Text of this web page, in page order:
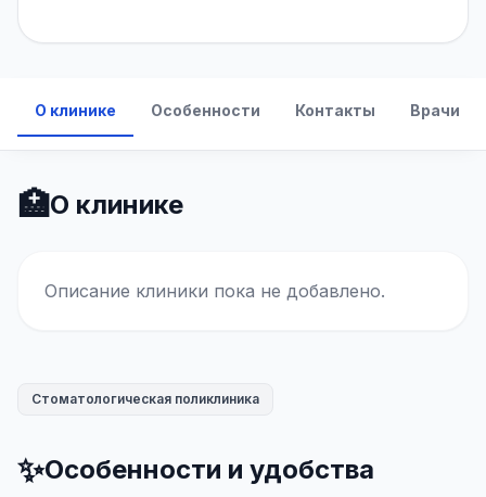
О клинике Особенности Контакты Врачи
🏥О клинике
Описание клиники пока не добавлено.
Стоматологическая поликлиника
✨Особенности и удобства